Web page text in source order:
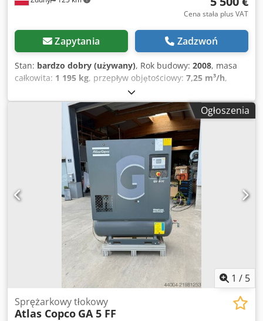
Cena stała plus VAT
Zapytania Zadzwoń
Stan: bardzo dobry (używany), Rok budowy: 2008, masa
całkowita: 1 195 kg, przepływ objętościowy: 7,25 m³/h,
, napięcie wejściowe:
Kompresor śrubowy ATLAS COPCO GA 37 VSD ff Cedpfx
Ahet Hdh Nolerf Zmiennoobrotowa, (falownik) Z
osuszaczem ziębniczym Silnik 37 kw Wydajność 7,25
m3/min Ciśnienie 13 bar Przebieg 13200 Mtg Kompresor w
Ogłoszenia
1 / 5
Sprężarkowy tłokowy
Atlas Copco GA 5 FF